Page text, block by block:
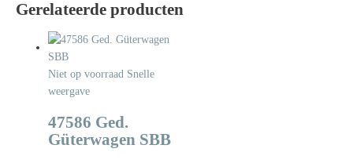
Gerelateerde producten
Niet op voorraad Snelle
weergave
47586 Ged.
Güterwagen SBB